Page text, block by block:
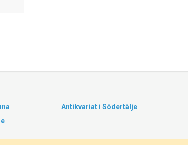
Antikvariat i Södertälje